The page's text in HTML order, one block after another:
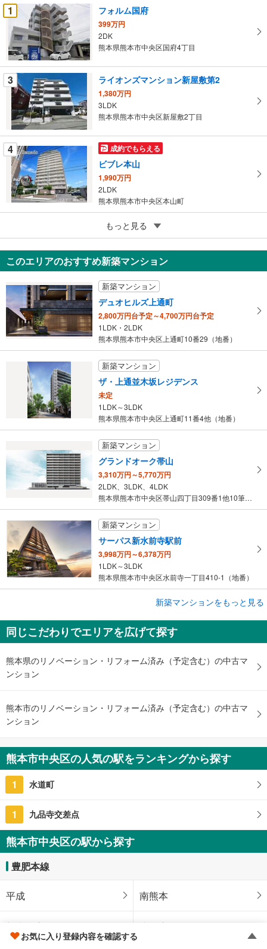
件
を
マ
イ
ペ
ー
ジ
に
保
存
す
る
1 フォルム国府
399万円
2DK
熊本県熊本市中央区国府4丁目
3 ライオンズマンション新屋敷第2
1,380万円
3LDK
熊本県熊本市中央区新屋敷2丁目
4 成約でもらえる
ビブレ本山
1,990万円
2LDK
熊本県熊本市中央区本山町
成約でもらえる
コアマンションネクステージ下通
2,998万円
3LDK
もっと見る
このエリアのおすすめ新築マンション
新築マンション
デュオヒルズ上通町
2,800万円台予定～4,700万円台予定
1LDK・2LDK
熊本県熊本市中央区上通町10番29（地番）
新築マンション
ザ・上通並木坂レジデンス
未定
1LDK～3LDK
熊本県熊本市中央区上通町11番4他（地番）
新築マンション
グランドオーク帯山
3,310万円～5,770万円
2LDK、3LDK、4LDK
熊本県熊本市中央区帯山四丁目309番1他10筆（地番）
新築マンション
サーパス新水前寺駅前
3,998万円～6,378万円
1LDK～3LDK
熊本県熊本市中央区水前寺一丁目410-1（地番）
新築マンション
グランドオーク九品寺ルクス
4,180万円～5,210万円
3LDK
熊本県熊本市中央区九品寺1丁目12-8（地番）
新築マンションをもっと見る
同じこだわりでエリアを広げて探す
熊本県のリノベーション・リフォーム済み（予定含む）の中古マ
ンション
熊本市のリノベーション・リフォーム済み（予定含む）の中古マ
ンション
熊本市中央区の人気の駅をランキングから探す
1 水道町
1 九品寺交差点
熊本市中央区の駅から探す
豊肥本線
平成 南熊本
新水前寺 水前寺
お気に入り登録内容を確認する